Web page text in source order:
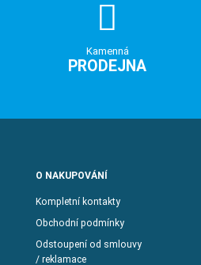
Kamenná
PRODEJNA
O NAKUPOVÁNÍ
Kompletní kontakty
Obchodní podmínky
Odstoupení od smlouvy
/ reklamace